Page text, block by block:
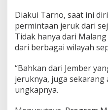
Diakui Tarno, saat ini
permintaan jeruk dari
Tidak hanya dari
dari berbagai wilayah
“Bahkan dari Jember
jeruknya, juga sekarang
ungkapnya.